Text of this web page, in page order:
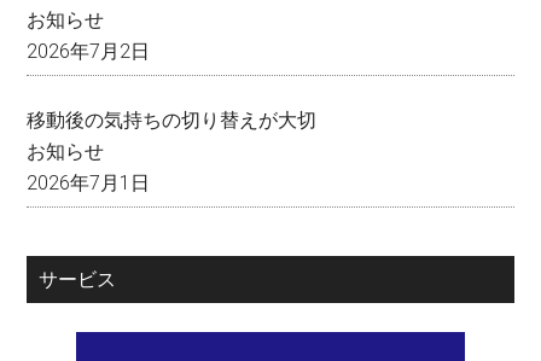
お知らせ
2026年7月2日
移動後の気持ちの切り替えが大切
お知らせ
2026年7月1日
サービス